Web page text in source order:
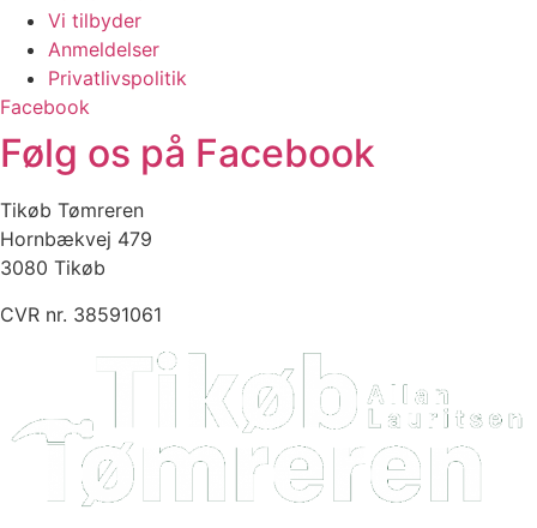
Vi tilbyder
Anmeldelser
Privatlivspolitik
Facebook
Følg os på Facebook
Tikøb Tømreren
Hornbækvej 479
3080 Tikøb
CVR nr. 38591061